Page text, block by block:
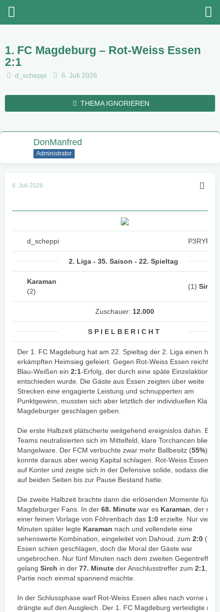
1. FC Magdeburg – Rot-Weiss Essen
2:1
d_scheppi 6. Juli 2026
THEMA IGNORIEREN
DonManfred
Administrator
6. Juli 2026
d_scheppi
2. Liga - 35. Saison - 22. Spieltag
Karaman
(2)
(1) Sirch
Zuschauer: 12.000
S P I E L B E R I C H T
Der 1. FC Magdeburg hat am 22. Spieltag der 2. Liga einen hart
erkämpften Heimsieg gefeiert. Gegen Rot-Weiss Essen reichte
Blau-Weißen ein 2:1-Erfolg, der durch eine späte Einzelaktion
entschieden wurde. Die Gäste aus Essen zeigten über weite
Strecken eine engagierte Leistung und schnupperten am
Punktgewinn, mussten sich aber letztlich der individuellen Klasse
Magdeburger geschlagen geben.
Die erste Halbzeit plätscherte weitgehend ereignislos dahin.
Teams neutralisierten sich im Mittelfeld, klare Torchancen blieben
Mangelware. Der FCM verbuchte zwar mehr Ballbesitz (55%),
konnte daraus aber wenig Kapital schlagen. Rot-Weiss Essen
auf Konter und zeigte sich in der Defensive solide, sodass die
auf beiden Seiten bis zur Pause Bestand hatte.
Die zweite Halbzeit brachte dann die erlösenden Momente für die
Magdeburger Fans. In der 68. Minute war es Karaman , der
einer feinen Vorlage von Föhrenbach das 1:0 erzielte. Nur vier
Minuten später legte Karaman nach und vollendete eine
sehenswerte Kombination, eingeleitet von Dahoud, zum 2:0
Essen schien geschlagen, doch die Moral der Gäste war
ungebrochen. Nur fünf Minuten nach dem zweiten Gegentreffer
gelang Sirch in der 77. Minute der Anschlusstreffer zum 2:1
Partie noch einmal spannend machte.
In der Schlussphase warf Rot-Weiss Essen alles nach vorne und
drängte auf den Ausgleich. Der 1. FC Magdeburg verteidigte mit